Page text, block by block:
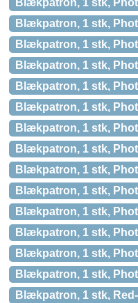
Blækpatron, 1 stk,
Blækpatron, 1 stk,
Blækpatron, 1 stk,
Blækpatron, 1 stk,
Blækpatron, 1 stk,
Blækpatron, 1 stk,
Blækpatron, 1 stk,
Blækpatron, 1 stk,
Blækpatron, 1 stk,
Blækpatron, 1 stk,
Blækpatron, 1 stk,
Blækpatron, 1 stk,
Blækpatron, 1 stk,
Blækpatron, 1 stk,
Blækpatron, 1 stk,